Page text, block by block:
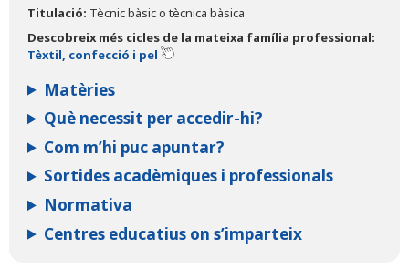
Titulació: Tècnic bàsic o tècnica bàsica
Descobreix més cicles de la mateixa família professional:
Tèxtil, confecció i pel
Matèries
Què necessit per accedir-hi?
Com m’hi puc apuntar?
Sortides acadèmiques i professionals
Normativa
Centres educatius on s’imparteix